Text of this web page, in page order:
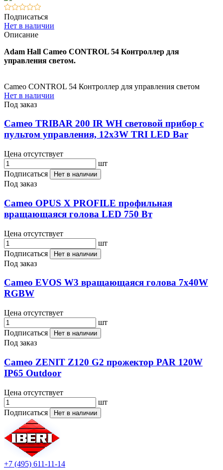
Подписаться
Нет в наличии
Описание
Adam Hall Cameo CONTROL 54 Контроллер для
управления светом.
Cameo CONTROL 54 Контроллер для управления светом
Нет в наличии
Под заказ
Cameo TRIBAR 200 IR WH световой прибор с
пультом управления, 12x3W TRI LED Bar
Цена отсутствует
шт
Подписаться
Нет в наличии
Под заказ
Cameo OPUS X PROFILE профильная
вращающаяся голова LED 750 Вт
Цена отсутствует
шт
Подписаться
Нет в наличии
Под заказ
Cameo EVOS W3 вращающаяся голова 7х40W
RGBW
Цена отсутствует
шт
Подписаться
Нет в наличии
Под заказ
Cameo ZENIT Z120 G2 прожектор PAR 120W
IP65 Outdoor
Цена отсутствует
шт
Подписаться
Нет в наличии
+7 (495) 611-11-14